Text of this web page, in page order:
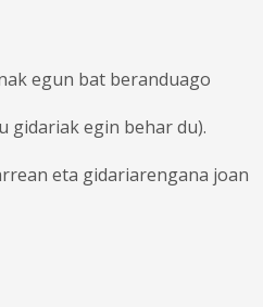
egun bat beranduago
gidariak egin behar du).
eta gidariarengana joan